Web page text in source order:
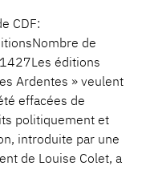
CDF:
de
éditions
Ardentes » veulent
effacées de
politiquement et
introduite par une
de Louise Colet, a